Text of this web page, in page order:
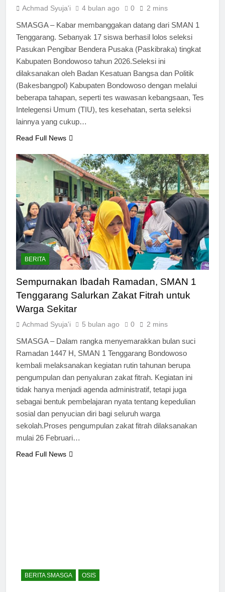
Achmad Syuja'i 4 bulan ago 0 2 mins
SMASGA – Kabar membanggakan datang dari SMAN 1
Tenggarang. Sebanyak 17 siswa berhasil lolos seleksi
Pasukan Pengibar Bendera Pusaka (Paskibraka) tingkat
Kabupaten Bondowoso tahun 2026.Seleksi ini
dilaksanakan oleh Badan Kesatuan Bangsa dan Politik
(Bakesbangpol) Kabupaten Bondowoso dengan melalui
beberapa tahapan, seperti tes wawasan kebangsaan, Tes
Intelegensi Umum (TIU), tes kesehatan, serta seleksi
lainnya yang cukup…
Read Full News
BERITA
Sempurnakan Ibadah Ramadan, SMAN 1
Tenggarang Salurkan Zakat Fitrah untuk
Warga Sekitar
Achmad Syuja'i 5 bulan ago 0 2 mins
SMASGA – Dalam rangka menyemarakkan bulan suci
Ramadan 1447 H, SMAN 1 Tenggarang Bondowoso
kembali melaksanakan kegiatan rutin tahunan berupa
pengumpulan dan penyaluran zakat fitrah. Kegiatan ini
tidak hanya menjadi agenda administratif, tetapi juga
sebagai bentuk pembelajaran nyata tentang kepedulian
sosial dan penyucian diri bagi seluruh warga
sekolah.Proses pengumpulan zakat fitrah dilaksanakan
mulai 26 Februari…
Read Full News
BERITA SMASGA OSIS